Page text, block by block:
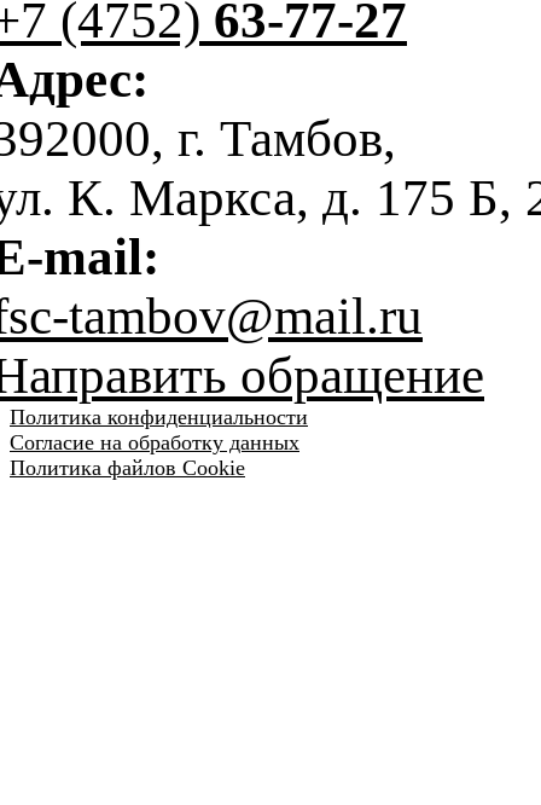
(4752) 63-77-27
г. Тамбов,
К. Маркса, д. 175 Б,
mail:
tambov@mail.ru
обращение
Политика конфиденциальности
Согласие на обработку данных
Политика файлов Cookie